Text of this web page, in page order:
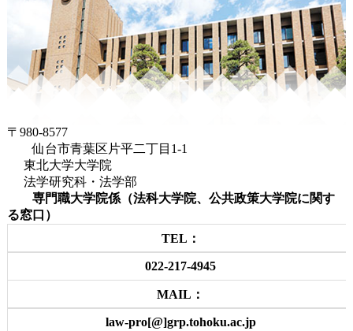
〒980-8577
仙台市青葉区片平二丁目1-1
東北大学大学院
法学研究科・法学部
専門職大学院係（法科大学院、公共政策大学院に関す
る窓口）
TEL：
022-217-4945
MAIL：
law-pro[@]grp.tohoku.ac.jp